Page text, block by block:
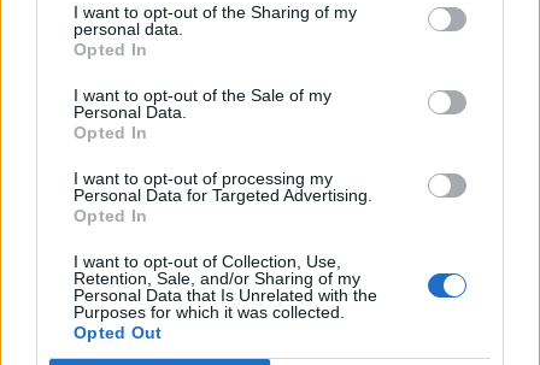
I want to opt-out of the Sharing of my
personal data.
Opted In
I want to opt-out of the Sale of my
Personal Data.
Opted In
I want to opt-out of processing my
Personal Data for Targeted Advertising.
Opted In
I want to opt-out of Collection, Use,
Retention, Sale, and/or Sharing of my
Personal Data that Is Unrelated with the
Purposes for which it was collected.
Opted Out
Kúzlo optickej ilúzie: Ako si aj z jemných vlasov
vyčarovať bohatý účes
Ktoré chyby vás pri štarte e-shopu vyjdú zbytočne
draho?
Recent Comments
Žiadne komentáre na zobrazenie.
Archives